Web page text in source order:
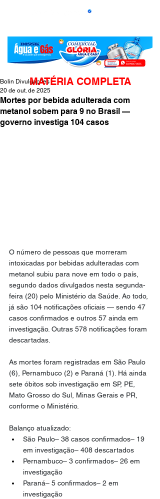
Mortes por bebida adulterada com
metanol sobem para 9 no Brasil —
governo investiga 104 casos
Bolin Divulgações
20 de out. de 2025
O número de pessoas que morreram
intoxicadas por bebidas adulteradas com
metanol subiu para nove em todo o país,
segundo dados divulgados nesta segunda-
feira (20) pelo Ministério da Saúde. Ao todo,
já são 104 notificações oficiais — sendo 47
casos confirmados e outros 57 ainda em
investigação. Outras 578 notificações foram
descartadas.
As mortes foram registradas em São Paulo
(6), Pernambuco (2) e Paraná (1). Há ainda
sete óbitos sob investigação em SP, PE,
Mato Grosso do Sul, Minas Gerais e PR,
conforme o Ministério.
Balanço atualizado:
São Paulo– 38 casos confirmados– 19
em investigação– 408 descartados
Pernambuco– 3 confirmados– 26 em
investigação
Paraná– 5 confirmados– 2 em
investigação
MATÉRIA COMPLETA